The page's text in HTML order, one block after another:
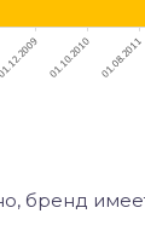
бренд